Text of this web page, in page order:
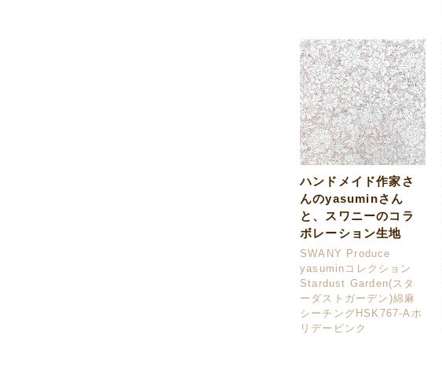
ハンドメイド作家さ
んのyasuminさん
と、スワニーのコラ
ボレーション生地
SWANY Produce
yasuminコレクション
Stardust Garden(スタ
ーダストガーデン)綿麻
シーチングHSK767-Aホ
リデーピンク